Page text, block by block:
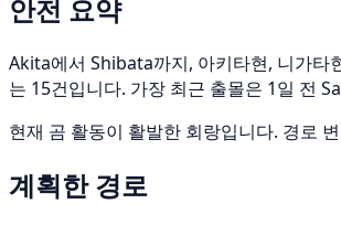
안전 요약
Akita에서 Shibata까지, 아키타현, 니가타
는 15건입니다. 가장 최근 출몰은 1일 전
현재 곰 활동이 활발한 회랑입니다. 경로
계획한 경로